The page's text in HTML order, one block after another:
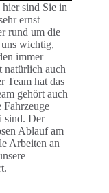
sind Sie in
ernst
rund um die
wichtig,
immer
natürlich auch
Team hat das
gehört auch
Fahrzeuge
sind. Der
Ablauf am
Arbeiten an